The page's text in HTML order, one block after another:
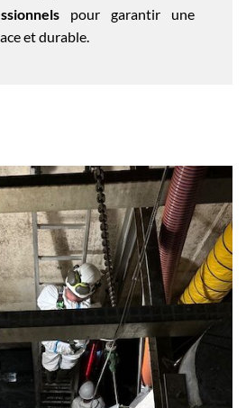
pour garantir une
et durable.